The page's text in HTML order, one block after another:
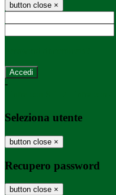
button close ×
-
Seleziona utente
button close ×
Recupero password
button close ×